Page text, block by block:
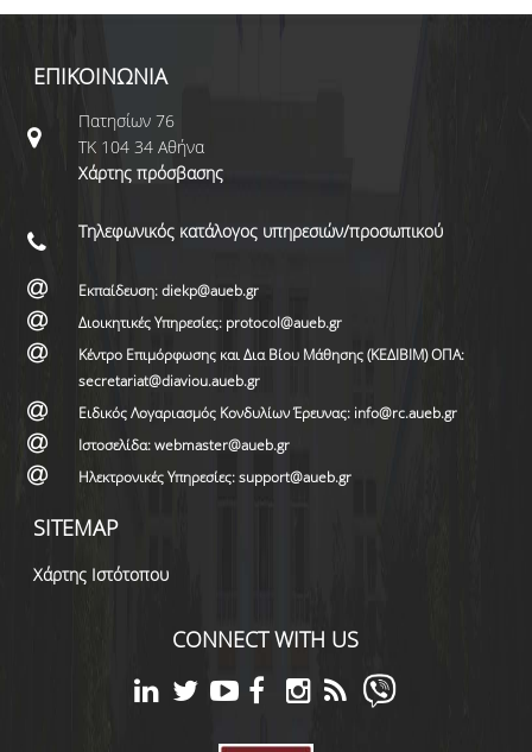
ΕΠΙΚΟΙΝΩΝΙΑ
Πατησίων 76
ΤΚ 104 34 Αθήνα
Χάρτης πρόσβασης
Τηλεφωνικός κατάλογος υπηρεσιών/προσωπικού
Εκπαίδευση: diekp@aueb.gr
Διοικητικές Υπηρεσίες: protocol@aueb.gr
Κέντρο Επιμόρφωσης και Δια Βίου Μάθησης (ΚΕΔΙΒΙΜ) ΟΠΑ:
secretariat@diaviou.aueb.gr
Ειδικός Λογαριασμός Κονδυλίων Έρευνας: info@rc.aueb.gr
Ιστοσελίδα: webmaster@aueb.gr
Ηλεκτρονικές Υπηρεσίες: support@aueb.gr
SITEMAP
Χάρτης Ιστότοπου
CONNECT WITH US